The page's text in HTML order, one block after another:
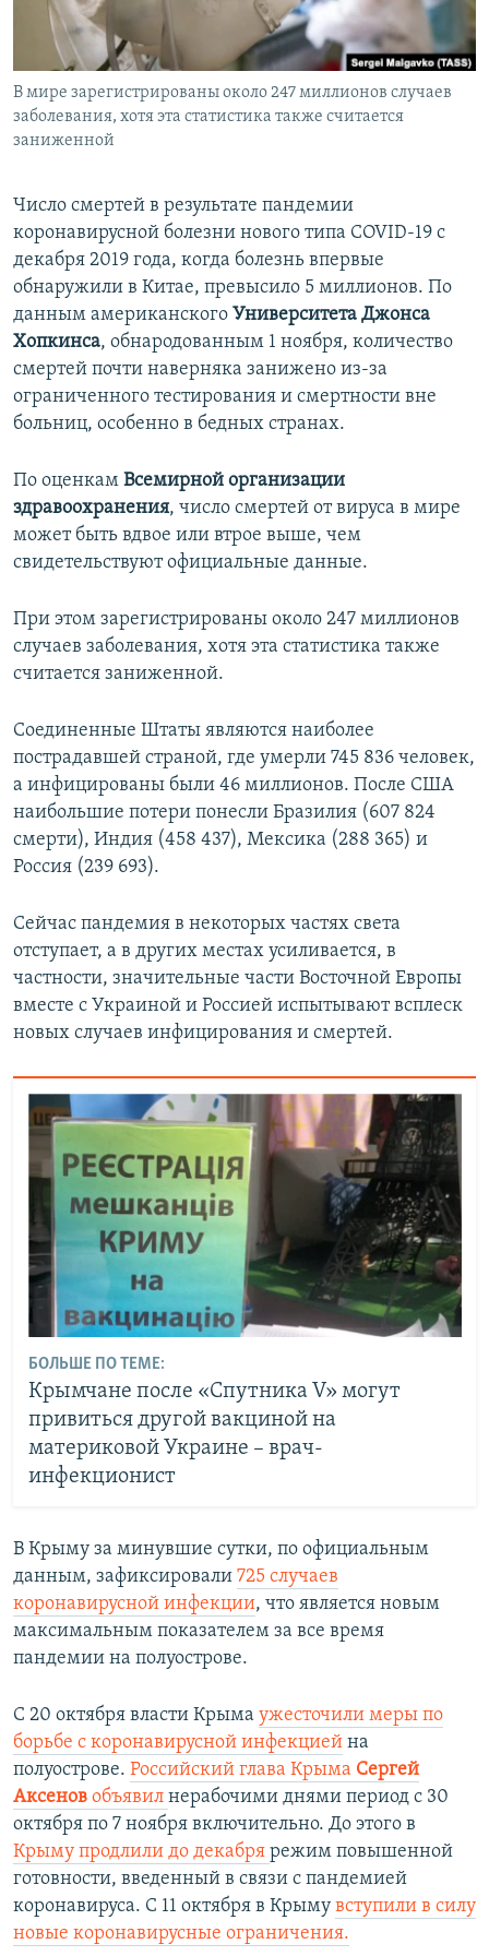
ПОБЕДИТЕЛЕЙ НЕ СУДЯТ?
КРЫМ.НЕПОКОРЕННЫЙ
ELIFBE
УКРАИНСКАЯ ПРОБЛЕМА КРЫМА
ПРИСОЕДИНЯЙТЕСЬ!
В мире зарегистрированы около 247 миллионов случаев
заболевания, хотя эта статистика также считается
заниженной
Число смертей в результате пандемии
коронавирусной болезни нового типа COVID-19 с
декабря 2019 года, когда болезнь впервые
обнаружили в Китае, превысило 5 миллионов. По
данным американского Университета Джонса
Хопкинса, обнародованным 1 ноября, количество
смертей почти наверняка занижено из-за
ограниченного тестирования и смертности вне
больниц, особенно в бедных странах.
По оценкам Всемирной организации
здравоохранения, число смертей от вируса в мире
может быть вдвое или втрое выше, чем
свидетельствуют официальные данные.
При этом зарегистрированы около 247 миллионов
случаев заболевания, хотя эта статистика также
считается заниженной.
Соединенные Штаты являются наиболее
пострадавшей страной, где умерли 745 836 человек,
а инфицированы были 46 миллионов. После США
наибольшие потери понесли Бразилия (607 824
смерти), Индия (458 437), Мексика (288 365) и
Россия (239 693).
Сейчас пандемия в некоторых частях света
отступает, а в других местах усиливается, в
частности, значительные части Восточной Европы
вместе с Украиной и Россией испытывают всплеск
новых случаев инфицирования и смертей.
БОЛЬШЕ ПО ТЕМЕ:
Крымчане после «Спутника V» могут
привиться другой вакциной на
материковой Украине – врач-
инфекционист
В Крыму за минувшие сутки, по официальным
данным, зафиксировали 725 случаев
коронавирусной инфекции, что является новым
максимальным показателем за все время
пандемии на полуострове.
С 20 октября власти Крыма ужесточили меры по
борьбе с коронавирусной инфекцией на
полуострове. Российский глава Крыма Сергей
Аксенов объявил нерабочими днями период с 30
октября по 7 ноября включительно. До этого в
Крыму продлили до декабря режим повышенной
готовности, введенный в связи с пандемией
коронавируса. С 11 октября в Крыму вступили в силу
новые коронавирусные ограничения.